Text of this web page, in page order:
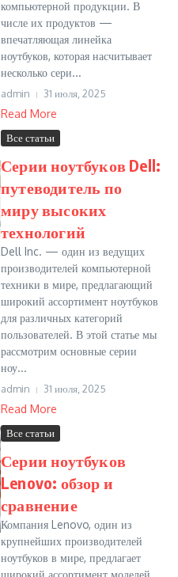
компьютерной продукции. В
числе их продуктов —
впечатляющая линейка
ноутбуков, которая насчитывает
несколько сери...
admin 31 июля, 2025
Read More
Все статьи
Серии ноутбуков Dell:
путеводитель по
миру высоких
технологий
Dell Inc. — один из ведущих
производителей компьютерной
техники в мире, предлагающий
широкий ассортимент ноутбуков
для различных категорий
пользователей. В этой статье мы
рассмотрим основные серии
ноу...
admin 31 июля, 2025
Read More
Все статьи
Серии ноутбуков
Lenovo: обзор и
сравнение
Компания Lenovo, один из
крупнейших производителей
ноутбуков в мире, предлагает
широкий ассортимент моделей